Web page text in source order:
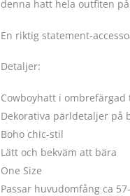
denna hatt hela outfiten
En riktig statement-
Detaljer:
Cowboyhatt i ombrefärgad
Dekorativa pärldetaljer på
Boho chic-stil
Lätt och bekväm att bära
One Size
Passar huvudomfång ca